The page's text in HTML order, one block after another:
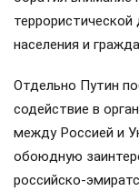
населения и
Отдельно Путин
содействие в
между Россией и
обоюдную
российско-